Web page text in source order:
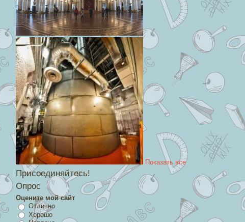
Показать все
Присоединяйтесь!
Опрос
Оцените мой сайт
Отлично
Хорошо